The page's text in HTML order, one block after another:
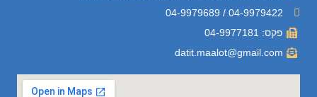
04-9979422 / 04-9979689
פקס: 04-9977181
datit.maalot@gmail.com